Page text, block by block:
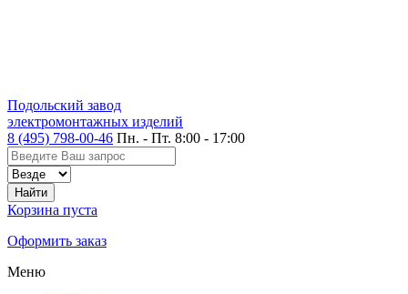
Подольский завод
электромонтажных изделий
8 (495) 798-00-46 Пн. - Пт. 8:00 - 17:00
Корзина пуста
Оформить заказ
Меню